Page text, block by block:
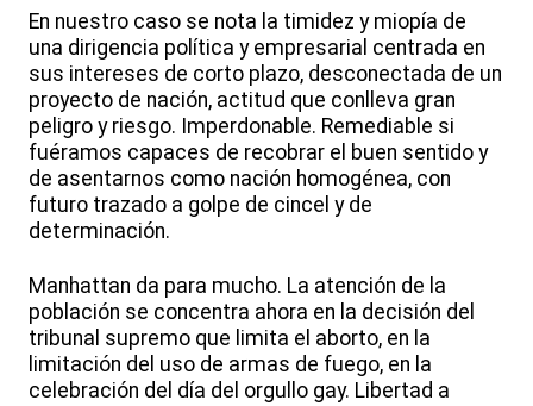
En nuestro caso se nota la timidez y miopía de
una dirigencia política y empresarial centrada en
sus intereses de corto plazo, desconectada de un
proyecto de nación, actitud que conlleva gran
peligro y riesgo. Imperdonable. Remediable si
fuéramos capaces de recobrar el buen sentido y
de asentarnos como nación homogénea, con
futuro trazado a golpe de cincel y de
determinación.
Manhattan da para mucho. La atención de la
población se concentra ahora en la decisión del
tribunal supremo que limita el aborto, en la
limitación del uso de armas de fuego, en la
celebración del día del orgullo gay. Libertad a